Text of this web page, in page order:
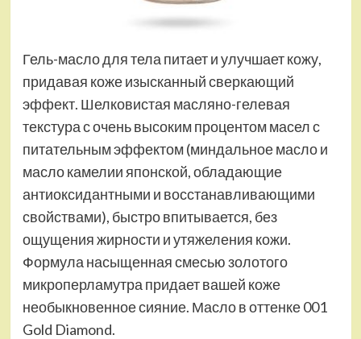
Гель-масло для тела питает и улучшает кожу,
придавая коже изысканный сверкающий
эффект. Шелковистая масляно-гелевая
текстура с очень высоким процентом масел с
питательным эффектом (миндальное масло и
масло камелии японской, обладающие
антиоксидантными и восстанавливающими
свойствами), быстро впитывается, без
ощущения жирности и утяжеления кожи.
Формула насыщенная смесью золотого
микроперламутра придает вашей коже
необыкновенное сияние. Масло в оттенке 001
Gold Diamond.